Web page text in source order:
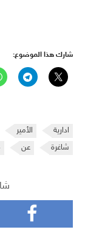
شارك هذا الموضوع:
ادارية الأمير
شاغرة
عن